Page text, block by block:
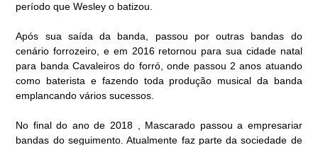
período que Wesley o batizou.
Após sua saída da banda, passou por outras bandas do
cenário forrozeiro, e em 2016 retornou para sua cidade natal
para banda Cavaleiros do forró, onde passou 2 anos atuando
como baterista e fazendo toda produção musical da banda
emplancando vários sucessos.
No final do ano de 2018 , Mascarado passou a empresariar
bandas do seguimento. Atualmente faz parte da sociedade de